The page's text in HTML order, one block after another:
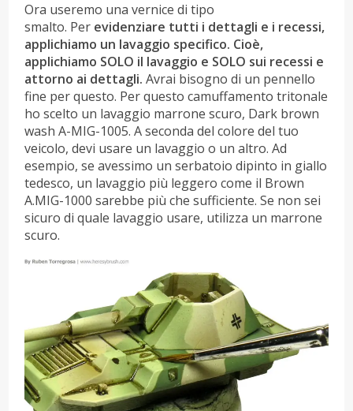
Ora useremo una vernice di tipo
smalto. Per evidenziare tutti i dettagli e i recessi,
applichiamo un lavaggio specifico. Cioè,
applichiamo SOLO il lavaggio e SOLO sui recessi e
attorno ai dettagli.Avrai bisogno di un pennello
fine per questo. Per questo camuffamento tritonale
ho scelto un lavaggio marrone scuro, Dark brown
wash A-MIG-1005. A seconda del colore del tuo
veicolo, devi usare un lavaggio o un altro. Ad
esempio, se avessimo un serbatoio dipinto in giallo
tedesco, un lavaggio più leggero come il Brown
A.MIG-1000 sarebbe più che sufficiente. Se non sei
sicuro di quale lavaggio usare, utilizza un marrone
scuro.